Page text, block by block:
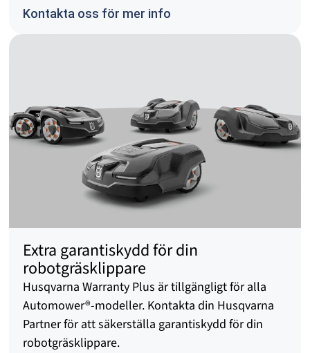
Kontakta oss för mer info
Extra garantiskydd för din
robotgräsklippare
Husqvarna Warranty Plus är tillgängligt för alla
Automower®-modeller. Kontakta din Husqvarna
Partner för att säkerställa garantiskydd för din
robotgräsklippare.